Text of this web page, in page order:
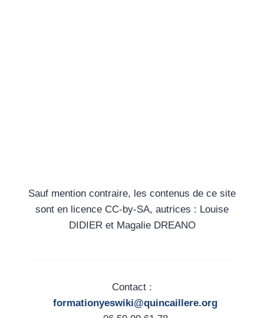
Sauf mention contraire, les contenus de ce site
sont en licence CC-by-SA, autrices : Louise
DIDIER et Magalie DREANO
Contact :
formationyeswiki@quincaillere.org